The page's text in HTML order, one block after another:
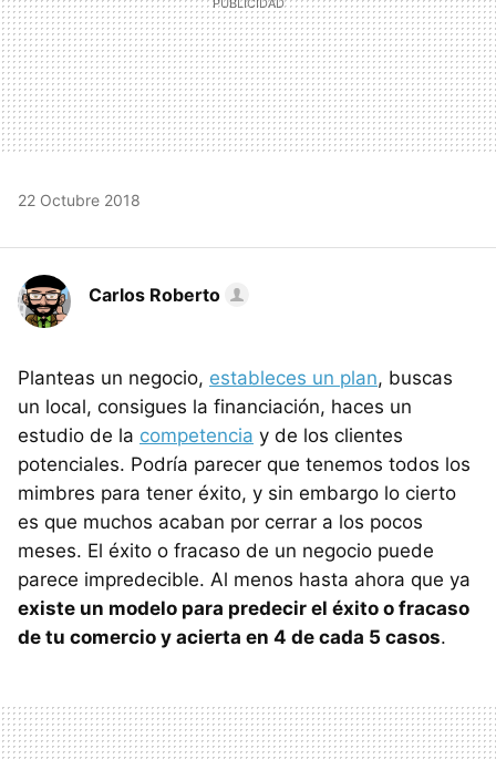
22 Octubre 2018
Carlos Roberto
Planteas un negocio, estableces un plan, buscas
un local, consigues la financiación, haces un
estudio de la competencia y de los clientes
potenciales. Podría parecer que tenemos todos los
mimbres para tener éxito, y sin embargo lo cierto
es que muchos acaban por cerrar a los pocos
meses. El éxito o fracaso de un negocio puede
parece impredecible. Al menos hasta ahora que ya
existe un modelo para predecir el éxito o fracaso
de tu comercio y acierta en 4 de cada 5 casos.